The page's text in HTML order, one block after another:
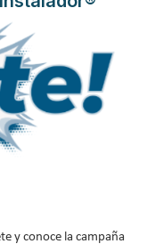
remoto con
y conoce la campaña